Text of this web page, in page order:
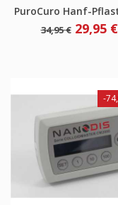
PuroCuro Hanf-
34,95 € Preis
29,95 €
-